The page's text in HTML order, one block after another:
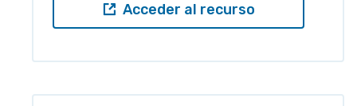
Acceder al recurso